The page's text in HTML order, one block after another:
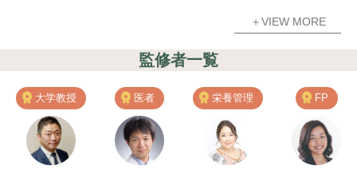
＋VIEW MORE
監修者一覧
大学教授 医者 栄養管理 FP